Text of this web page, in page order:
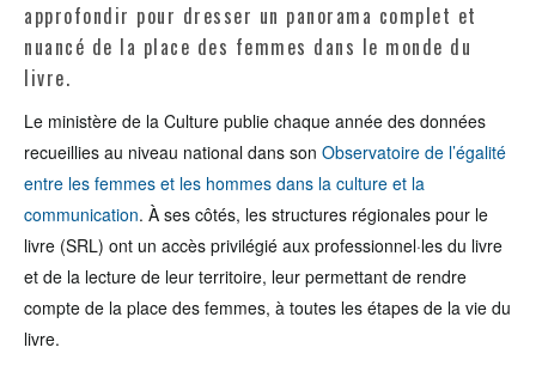
approfondir pour dresser un panorama complet et
nuancé de la place des femmes dans le monde du
livre.
Le ministère de la Culture publie chaque année des données
recueillies au niveau national dans son Observatoire de l’égalité
entre les femmes et les hommes dans la culture et la
communication. À ses côtés, les structures régionales pour le
livre (SRL) ont un accès privilégié aux professionnel·les du livre
et de la lecture de leur territoire, leur permettant de rendre
compte de la place des femmes, à toutes les étapes de la vie du
livre.